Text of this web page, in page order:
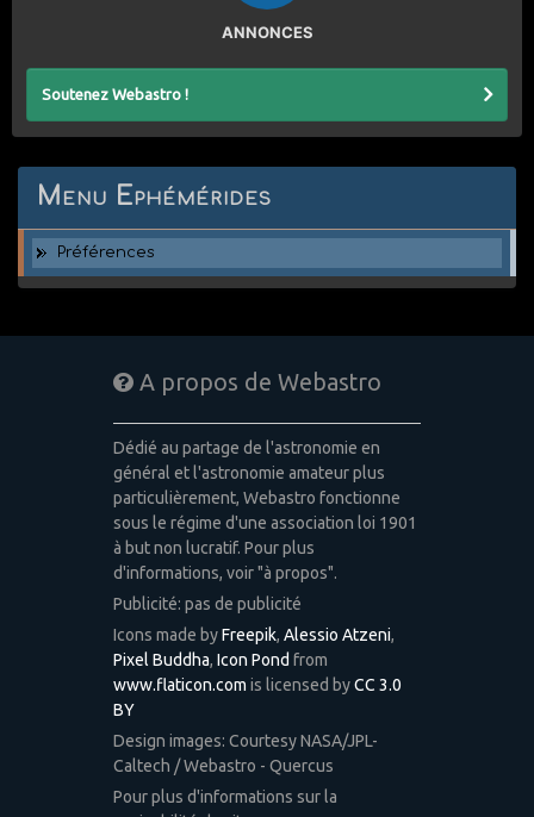
ANNONCES
Soutenez Webastro !
Menu Ephémérides
Préférences
A propos de Webastro
Dédié au partage de l'astronomie en
général et l'astronomie amateur plus
particulièrement, Webastro fonctionne
sous le régime d'une association loi 1901
à but non lucratif. Pour plus
d'informations, voir "à propos".
Publicité: pas de publicité
Icons made byFreepik, Alessio Atzeni,
Pixel Buddha, Icon Pond from
www.flaticon.com is licensed byCC 3.0
BY
Design images: Courtesy NASA/JPL-
Caltech / Webastro - Quercus
Pour plus d'informations sur la